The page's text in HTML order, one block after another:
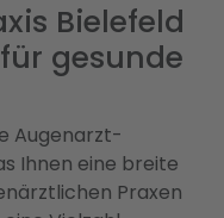
Bielefeld
gesunde
Augenarzt-
Ihnen eine breite
Praxen